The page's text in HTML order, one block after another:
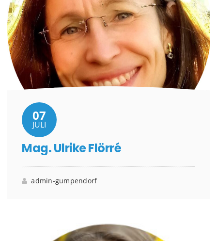
07
JULI
Mag. Ulrike Flörré
admin-gumpendorf